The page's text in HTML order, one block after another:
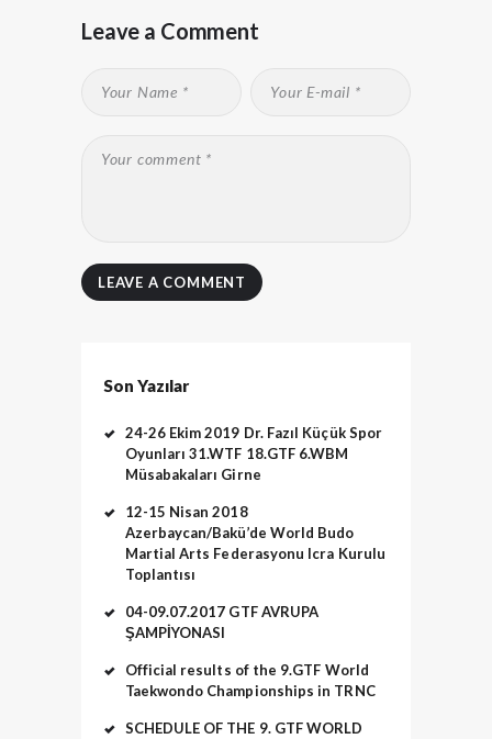
Leave a Comment
Son Yazılar
24-26 Ekim 2019 Dr. Fazıl Küçük Spor
Oyunları 31.WTF 18.GTF 6.WBM
Müsabakaları Girne
12-15 Nisan 2018
Azerbaycan/Bakü’de World Budo
Martial Arts Federasyonu Icra Kurulu
Toplantısı
04-09.07.2017 GTF AVRUPA
ŞAMPİYONASI
Official results of the 9.GTF World
Taekwondo Championships in TRNC
SCHEDULE OF THE 9. GTF WORLD